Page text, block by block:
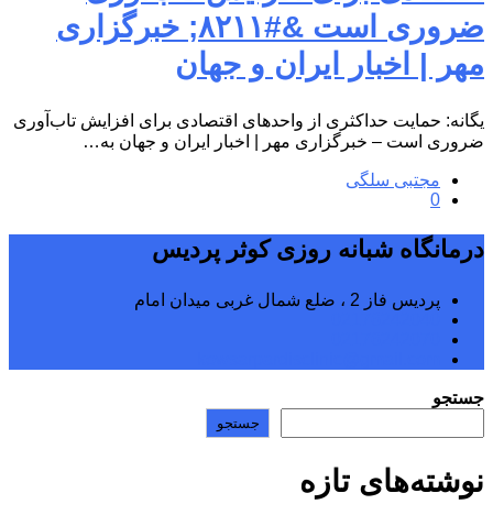
ضروری است &#۸۲۱۱; خبرگزاری
مهر | اخبار ایران و جهان
یگانه: حمایت حداکثری از واحدهای اقتصادی برای افزایش تاب‌آوری
ضروری است – خبرگزاری مهر | اخبار ایران و جهان به…
مجتبی سلگی
0
درمانگاه شبانه روزی کوثر پردیس
پردیس فاز 2 ، ضلع شمال غربی میدان امام
جستجو
جستجو
نوشته‌های تازه